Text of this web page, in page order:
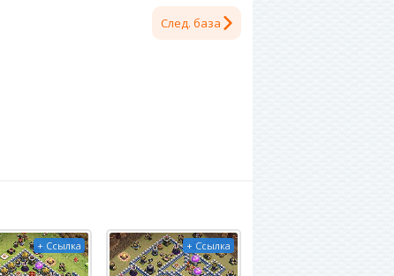
След. база
+ Ссылка + Ссылка